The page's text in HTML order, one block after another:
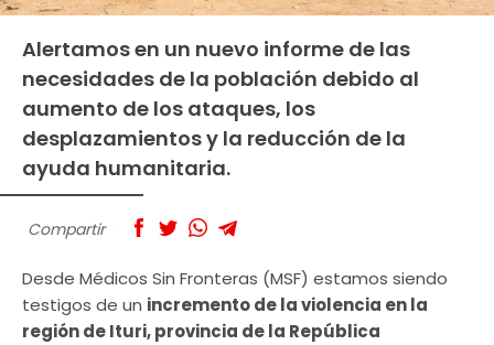
Alertamos en un nuevo informe de las
necesidades de la población debido al
aumento de los ataques, los
desplazamientos y la reducción de la
ayuda humanitaria.
Compartir
Desde Médicos Sin Fronteras (MSF) estamos siendo
testigos de un incremento de la violencia en la
región de Ituri, provincia de la República